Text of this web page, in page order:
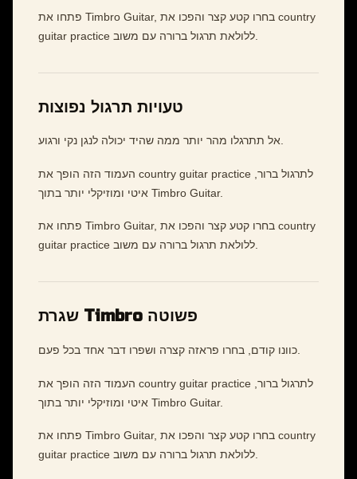
פתחו את Timbro Guitar, בחרו קטע קצר והפכו את country
טעויות תרגול נפוצות
אל תתרגלו מהר יותר ממה שהיד יכולה לנגן נקי ורגוע.
העמוד הזה הופך את country guitar practice לתרגול ברור,
איטי ומוזיקלי יותר בתוך Timbro Guitar.
פתחו את Timbro Guitar, בחרו קטע קצר והפכו את country
guitar practice ללולאת תרגול ברורה עם משוב.
שגרת Timbro פשוטה
העמוד הזה הופך את country guitar practice לתרגול ברור,
איטי ומוזיקלי יותר בתוך Timbro Guitar.
פתחו את Timbro Guitar, בחרו קטע קצר והפכו את country
guitar practice ללולאת תרגול ברורה עם משוב.